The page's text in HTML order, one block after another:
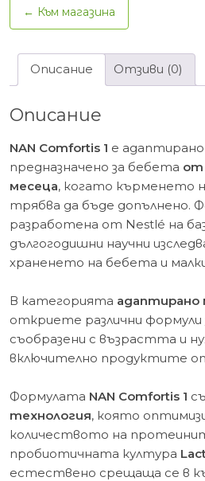
кърмачета
← Към магазина
Описание Отзиви (0)
Описание
NAN Comfortis 1 е адаптирано
предназначено за бебета от
месеца, когато кърменето
трябва да бъде допълнено.
разработена от Nestlé на
дългогодишни научни
храненето на бебета и
В категорията адаптирано
откриете различни формули
съобразени с възрастта и
включително продуктите
Формулата NAN Comfortis 1
технология, която
количеството на
пробиотичната култура
естествено срещаща се в